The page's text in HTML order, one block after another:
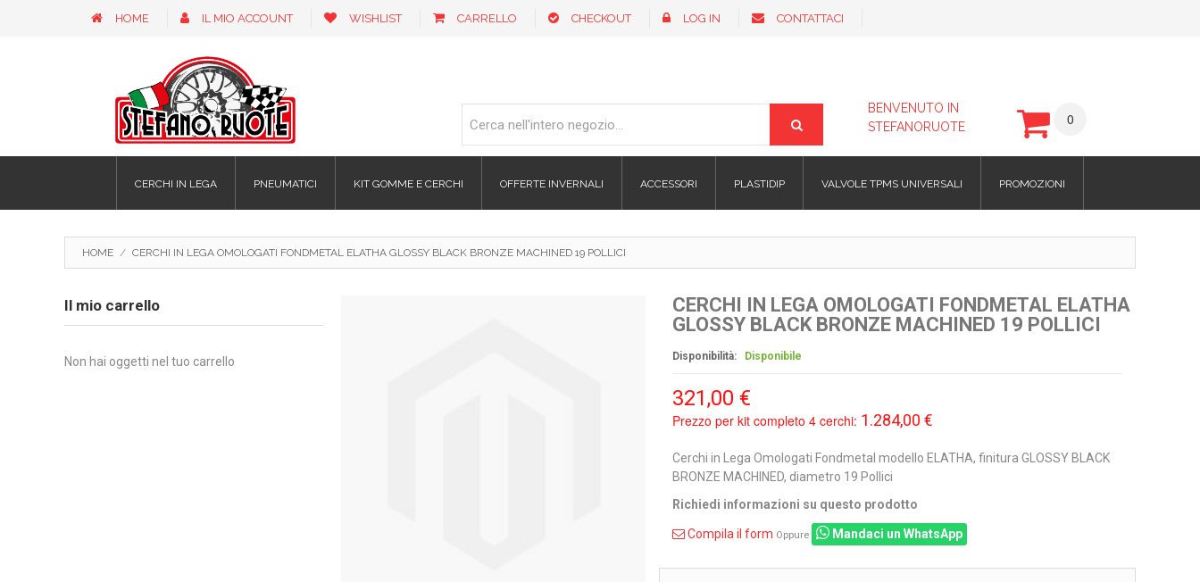
HOME IL MIO ACCOUNT WISHLIST CARRELLO CHECKOUT LOG IN CONTATTACI
BENVENUTO IN
STEFANORUOTE
0
CERCHI IN LEGA PNEUMATICI KIT GOMME E CERCHI OFFERTE INVERNALI ACCESSORI PLASTIDIP VALVOLE TPMS UNIVERSALI PROMOZIONI
HOME / CERCHI IN LEGA OMOLOGATI FONDMETAL ELATHA GLOSSY BLACK BRONZE MACHINED 19 POLLICI
CERCHI IN LEGA OMOLOGATI FONDMETAL ELATHA
GLOSSY BLACK BRONZE MACHINED 19 POLLICI
Disponibilità: Disponibile
321,00 €
Prezzo per kit completo 4 cerchi: 1.284,00 €
Cerchi in Lega Omologati Fondmetal modello ELATHA, finitura GLOSSY BLACK
BRONZE MACHINED, diametro 19 Pollici
Richiedi informazioni su questo prodotto
Compila il form Oppure Mandaci un WhatsApp
Il mio carrello
Non hai oggetti nel tuo carrello